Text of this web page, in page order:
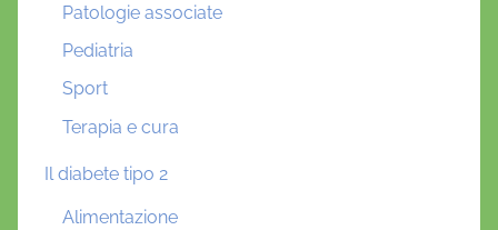
Patologie associate
Pediatria
Sport
Terapia e cura
Il diabete tipo 2
Alimentazione